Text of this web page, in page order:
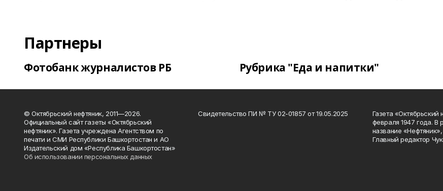
Партнеры
Фотобанк журналистов РБ Рубрика "Еда и напитки"
© Октябрьский нефтяник, 2011—2026.
Официальный сайт газеты «Октябрьский
нефтяник». Газета учреждена Агентством по
печати и СМИ Республики Башкортостан и АО
Издательский дом «Республика Башкортостан»
Об использовании персональных данных
Свидетельство ПИ № ТУ 02-01857 от 19.05.2025
Газета «Октябрьский
февраля 1947 года. В
название
Главный редактор